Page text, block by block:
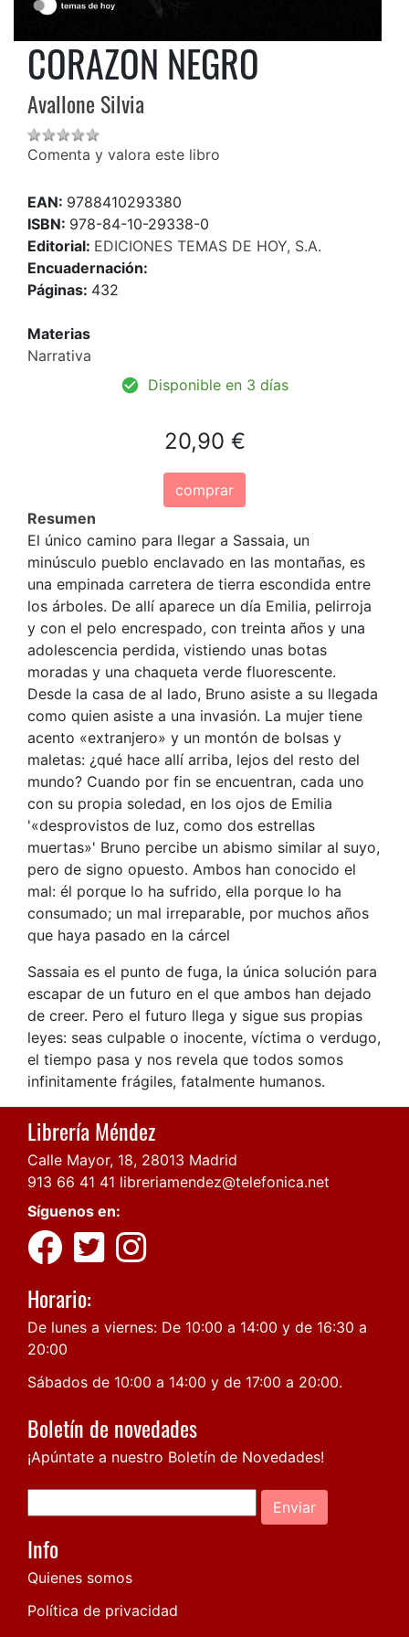
CORAZON NEGRO
Avallone Silvia
Comenta y valora este libro
EAN: 9788410293380
ISBN: 978-84-10-29338-0
Editorial: EDICIONES TEMAS DE HOY, S.A.
Encuadernación:
Páginas: 432
Materias
Narrativa
Disponible en 3 días
20,90 €
comprar
Resumen
El único camino para llegar a Sassaia, un
minúsculo pueblo enclavado en las montañas, es
una empinada carretera de tierra escondida entre
los árboles. De allí aparece un día Emilia, pelirroja
y con el pelo encrespado, con treinta años y una
adolescencia perdida, vistiendo unas botas
moradas y una chaqueta verde fluorescente.
Desde la casa de al lado, Bruno asiste a su llegada
como quien asiste a una invasión. La mujer tiene
acento «extranjero» y un montón de bolsas y
maletas: ¿qué hace allí arriba, lejos del resto del
mundo? Cuando por fin se encuentran, cada uno
con su propia soledad, en los ojos de Emilia
'«desprovistos de luz, como dos estrellas
muertas»' Bruno percibe un abismo similar al suyo,
pero de signo opuesto. Ambos han conocido el
mal: él porque lo ha sufrido, ella porque lo ha
consumado; un mal irreparable, por muchos años
que haya pasado en la cárcel
Sassaia es el punto de fuga, la única solución para
escapar de un futuro en el que ambos han dejado
de creer. Pero el futuro llega y sigue sus propias
leyes: seas culpable o inocente, víctima o verdugo,
el tiempo pasa y nos revela que todos somos
infinitamente frágiles, fatalmente humanos.
Librería Méndez
Calle Mayor, 18, 28013 Madrid
913 66 41 41 libreriamendez@telefonica.net
Síguenos en:
Horario:
De lunes a viernes: De 10:00 a 14:00 y de 16:30 a
20:00
Sábados de 10:00 a 14:00 y de 17:00 a 20:00.
Boletín de novedades
¡Apúntate a nuestro Boletín de Novedades!
Enviar
Info
Quienes somos
Política de privacidad